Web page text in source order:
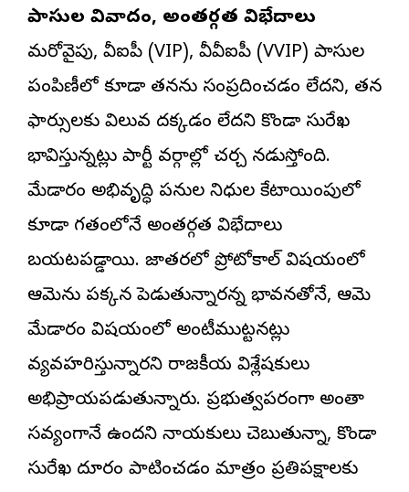
పాసుల వివాదం, అంతర్గత విభేదాలు
మరోవైపు, వీఐపీ (VIP), వీవీఐపీ (VVIP) పాసుల
పంపిణీలో కూడా తనను సంప్రదించడం లేదని, తన
సిఫార్సులకు విలువ దక్కడం లేదని కొండా సురేఖ
భావిస్తున్నట్లు పార్టీ వర్గాల్లో చర్చ నడుస్తోంది.
మేడారం అభివృద్ధి పనుల నిధుల కేటాయింపులో
కూడా గతంలోనే అంతర్గత విభేదాలు
బయటపడ్డాయి. జాతరలో ప్రోటోకాల్ విషయంలో
ఆమెను పక్కన పెడుతున్నారన్న భావనతోనే, ఆమె
మేడారం విషయంలో అంటీముట్టనట్లు
వ్యవహరిస్తున్నారని రాజకీయ విశ్లేషకులు
అభిప్రాయపడుతున్నారు. ప్రభుత్వపరంగా అంతా
సవ్యంగానే ఉందని నాయకులు చెబుతున్నా, కొండా
సురేఖ దూరం పాటించడం మాత్రం ప్రతిపక్షాలకు